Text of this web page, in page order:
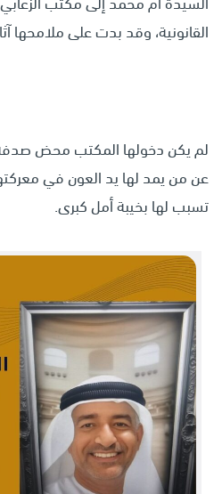
القانونية، وقد بدت على ملامحها
لم يكن دخولها المكتب محض
عن من يمد لها يد العون في
تسبب لها بخيبة أمل كبرى.